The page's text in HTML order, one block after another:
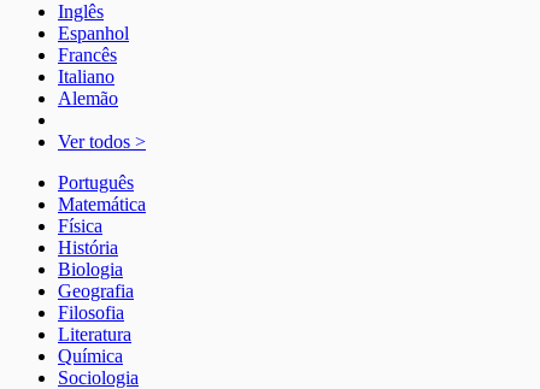
Inglês
Espanhol
Francês
Italiano
Alemão
Ver todos >
Português
Matemática
Física
História
Biologia
Geografia
Filosofia
Literatura
Química
Sociologia